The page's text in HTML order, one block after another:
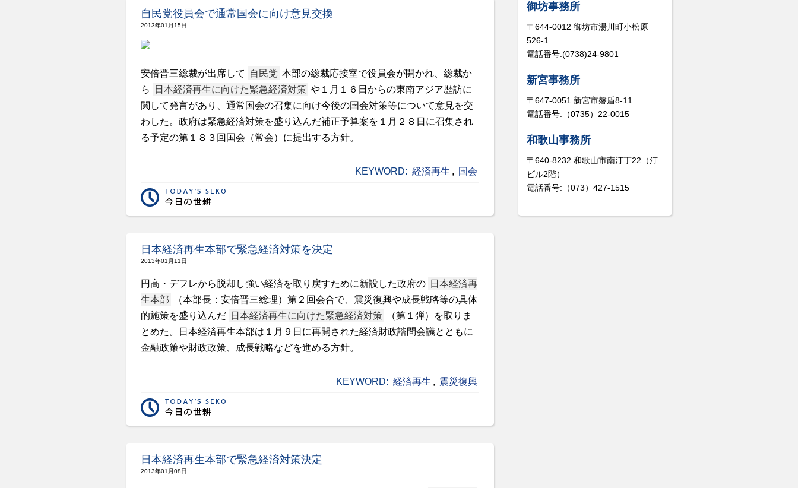
自民党役員会で通常国会に向け意見交換
2013年01月15日
安倍晋三総裁が出席して 自民党 本部の総裁応接室で役員会が開かれ、総裁か
ら
日本経済再生に向けた緊急経済対策 や１月１６日からの東南アジア歴訪に
関して発言があり、通常国会の召集に向け今後の国会対策等について意見を交
わした。政府は緊急経済対策を盛り込んだ補正予算案を１月２８日に召集され
る予定の第１８３回国会（常会）に提出する方針。
KEYWORD: 経済再生 , 国会
日本経済再生本部で緊急経済対策を決定
2013年01月11日
円高・デフレから脱却し強い経済を取り戻すために新設した政府の 日本経済再
生本部
（本部長：安倍晋三総理）第２回会合で、震災復興や成長戦略等の具体
的施策を盛り込んだ 日本経済再生に向けた緊急経済対策
（第１弾）を取りま
とめた。日本経済再生本部は１月９日に再開された経済財政諮問会議とともに
金融政策や財政政策、成長戦略などを進める方針。
KEYWORD: 経済再生 , 震災復興
日本経済再生本部で緊急経済対策決定
2013年01月08日
御坊事務所
〒644-0012 御坊市湯川町小松原
526-1
電話番号:(0738)24-9801
新宮事務所
〒647-0051 新宮市磐盾8-11
電話番号:（0735）22-0015
和歌山事務所
〒640-8232 和歌山市南汀丁22（汀
ビル2階）
電話番号:（073）427-1515